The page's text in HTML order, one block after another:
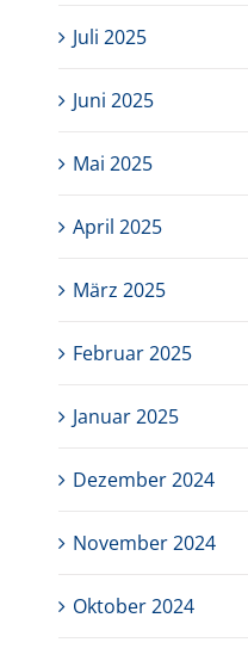
Juli 2025
Juni 2025
Mai 2025
April 2025
März 2025
Februar 2025
Januar 2025
Dezember 2024
November 2024
Oktober 2024